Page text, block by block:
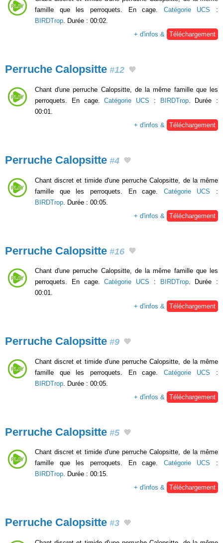
famille que les perroquets. En cage. Catégorie UCS :
BIRDTrop. Durée : 00:02.
+ d'infos & Téléchargement
Perruche Calopsitte #12
Chant d'une perruche Calopsitte, de la même famille que les
perroquets. En cage.Catégorie UCS : BIRDTrop. Durée :
00:01.
+ d'infos &
Téléchargement
Perruche Calopsitte #4
Chant discret et timide d'une perruche Calopsitte, de la même
famille que les perroquets. En cage. Catégorie UCS :
BIRDTrop . Durée : 00:05.
+ d'infos &
Téléchargement
Perruche Calopsitte #16
Chant d'une perruche Calopsitte, de la même famille que les
perroquets. En cage.Catégorie UCS : BIRDTrop. Durée :
00:01.
+ d'infos & Téléchargement
Perruche Calopsitte #9
Chant discret et timide d'une perruche Calopsitte, de la même
famille que les perroquets. En cage. Catégorie UCS :
BIRDTrop . Durée : 00:05.
+ d'infos &
Téléchargement
Perruche Calopsitte #5
Chant discret et timide d'une perruche Calopsitte, de la même
famille que les perroquets. En cage. Catégorie UCS :
BIRDTrop. Durée : 00:15.
+ d'infos & Téléchargement
Perruche Calopsitte #3